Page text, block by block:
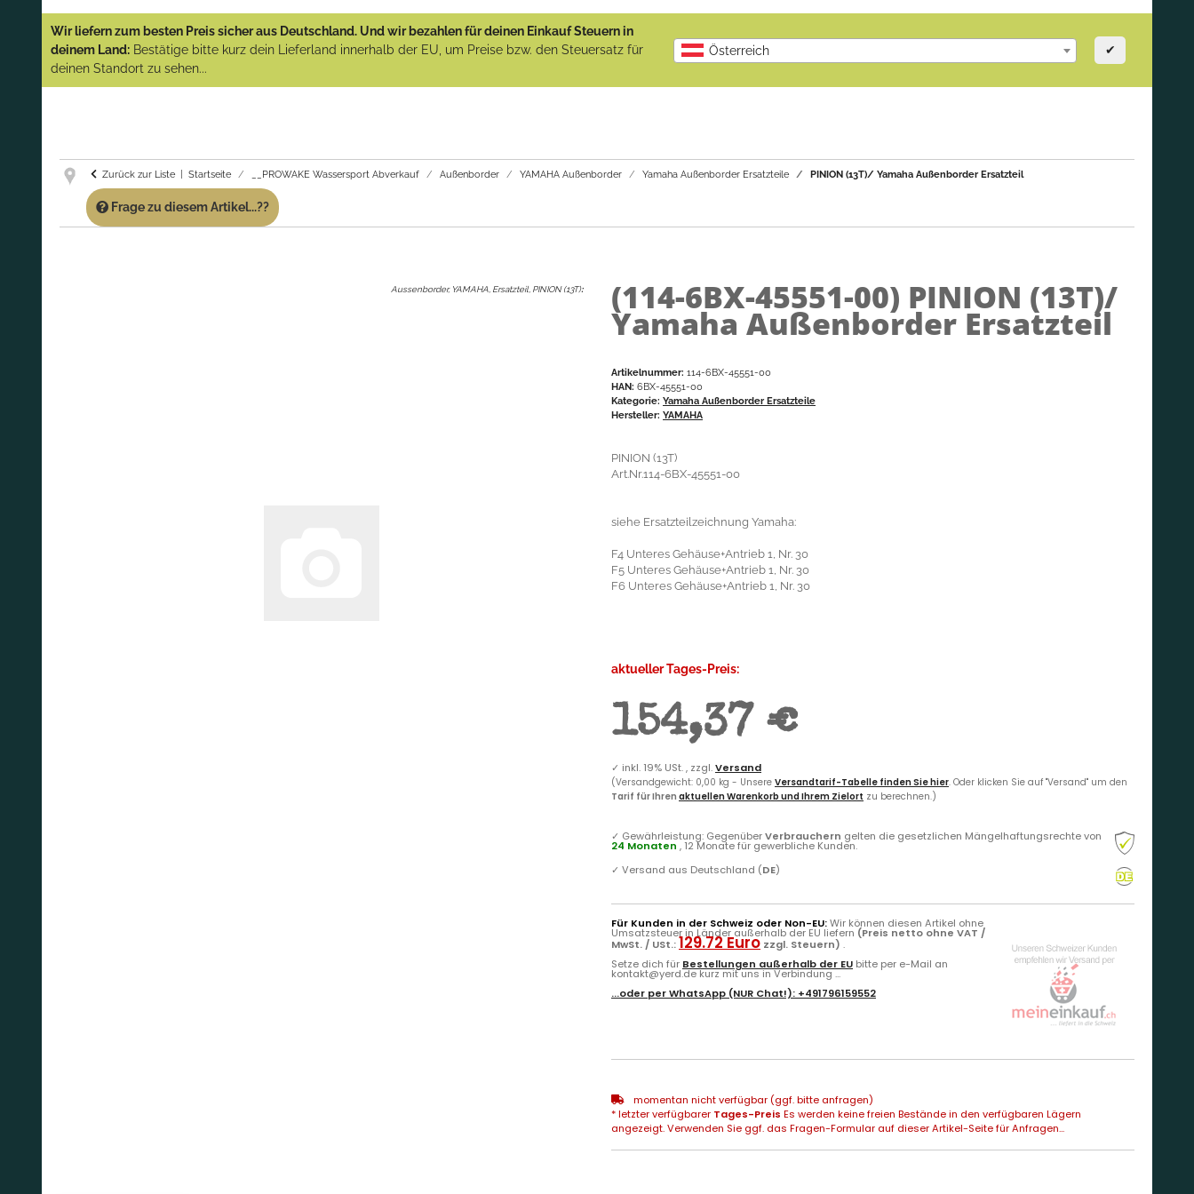
(Abverkauf)!
GARANTIE UND SERVICE:
Artikeln einfach an!
Wir liefern zum besten Preis sicher aus Deutschland. Und wir bezahlen für deinen Einkauf Steuern in
deinem Land: Bestätige bitte kurz dein Lieferland innerhalb der EU, um Preise bzw. den Steuersatz für
deinen Standort zu sehen...
Österreich ✔
Zurück zur Liste Startseite __PROWAKE Wassersport Abverkauf Außenborder YAMAHA Außenborder Yamaha Außenborder Ersatzteile PINION (13T)/ Yamaha Außenborder Ersatzteil
Frage zu diesem Artikel...??
Aussenborder, YAMAHA, Ersatzteil, PINION (13T): (114-6BX-45551-00) PINION (13T)/
Yamaha Außenborder Ersatzteil
Artikelnummer: 114-6BX-45551-00
HAN: 6BX-45551-00
Kategorie: Yamaha Außenborder Ersatzteile
Hersteller: YAMAHA
PINION (13T)
Art.Nr.114-6BX-45551-00
siehe Ersatzteilzeichnung Yamaha:
F4 Unteres Gehäuse+Antrieb 1, Nr. 30
F5 Unteres Gehäuse+Antrieb 1, Nr. 30
F6 Unteres Gehäuse+Antrieb 1, Nr. 30
aktueller Tages-Preis:
154,37 €
✓ inkl. 19% USt. , zzgl.Versand
(Versandgewicht: 0,00 kg - Unsere Versandtarif-Tabelle finden Sie hier. Oder klicken Sie auf "Versand" um den
Tarif für Ihren aktuellen Warenkorb und Ihrem Zielort zu berechnen.)
✓ Gewährleistung: GegenüberVerbrauchern gelten die gesetzlichen Mängelhaftungsrechte von
24 Monaten , 12 Monate für gewerbliche Kunden.
✓ Versand aus Deutschland (DE)
Für Kunden in der Schweiz oder Non-EU:Wir können diesen Artikel ohne
Umsatzsteuer in Länder außerhalb der EU liefern (Preis netto ohne VAT /
MwSt. / USt.:129.72 Euro zzgl. Steuern) .
Setze dich für Bestellungen außerhalb der EU bitte per e-Mail an
kontakt@yerd.de kurz mit uns in Verbindung ...
...oder perWhatsApp (NUR Chat!): +491796159552
momentan nicht verfügbar (ggf. bitte anfragen)
* letzter verfügbarer Tages-Preis Es werden keine freien Bestände in den verfügbaren Lägern
angezeigt. Verwenden Sie ggf. das Fragen-Formular auf dieser Artikel-Seite für Anfragen...